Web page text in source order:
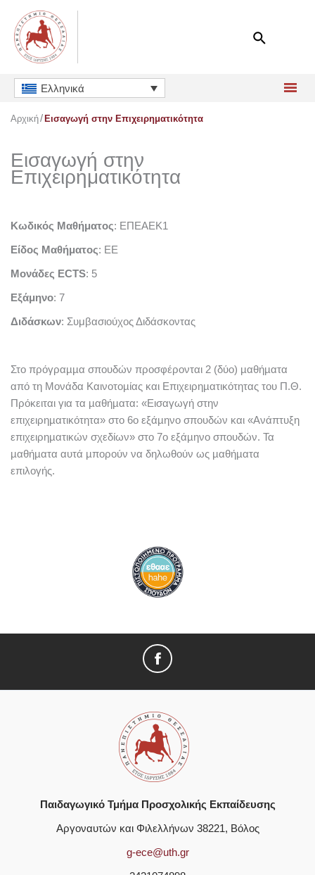
περιεχόμενο
Ελληνικά
Αρχική Εισαγωγή στην Επιχειρηματικότητα
Εισαγωγή στην
Επιχειρηματικότητα
Κωδικός Μαθήματος: ΕΠΕΑΕΚ1
Είδος Μαθήματος: ΕΕ
Μονάδες ECTS: 5
Εξάμηνο: 7
Διδάσκων: Συμβασιούχος Διδάσκοντας
Στο πρόγραµµα σπουδών προσφέρονται 2 (δύο) µαθήµατα
από τη Μονάδα Καινοτοµίας και Επιχειρηµατικότητας του Π.Θ.
Πρόκειται για τα µαθήµατα: «Εισαγωγή στην
επιχειρηµατικότητα» στο 6ο εξάµηνο σπουδών και «Ανάπτυξη
επιχειρηµατικών σχεδίων» στο 7ο εξάµηνο σπουδών. Τα
µαθήµατα αυτά µπορούν να δηλωθούν ως µαθήµατα
επιλογής.
Παιδαγωγικό Τμήμα Προσχολικής Εκπαίδευσης
Αργοναυτών και Φιλελλήνων 38221, Βόλος
g-ece@uth.gr